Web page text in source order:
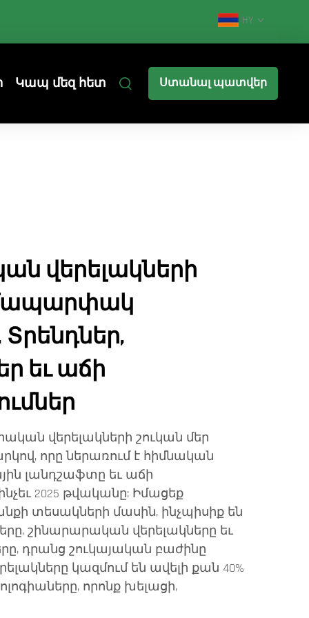
HY
Կապ մեզ հետ Ստանալ պատվեր
վերելակների
եւ աճի
վերելակների շուկան մեր
որը ներառում է հիմնական
լանդշաֆտը եւ աճի
2025 թվականը: Իմացեք
տեսակների մասին, ինչպիսիք են
շինարարական վերելակները եւ
դրանց շուկայական բաժինը
կազմում են ավելի քան 40%
որոնք խելացի,